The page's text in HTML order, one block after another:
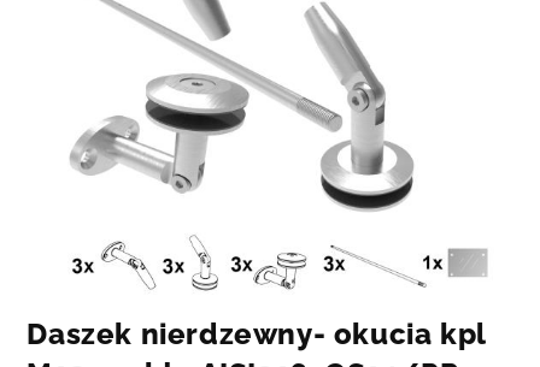
Daszek nierdzewny- okucia kpl